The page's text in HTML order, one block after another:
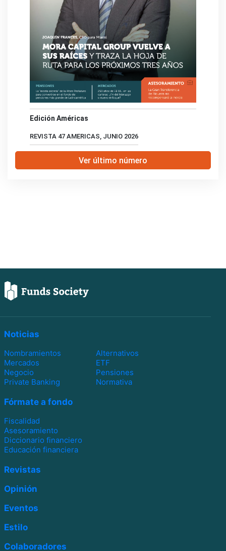
Edición Américas
REVISTA 47 AMERICAS, JUNIO 2026
Ver último número
Noticias
Nombramientos
Alternativos
Mercados
ETF
Negocio
Pensiones
Private Banking
Normativa
Fórmate a fondo
Fiscalidad
Asesoramiento
Diccionario financiero
Educación financiera
Revistas
Opinión
Eventos
Estilo
Colaboradores